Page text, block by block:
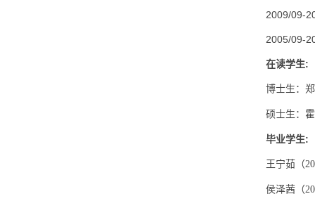
2009/09-
2005/09-
在读学生:
博士生：
硕士生：
毕业学生:
王宁茹（
侯泽茜（